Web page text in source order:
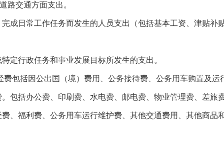
路交通方面支出。
成日常工作任务而发生的人员支出（包括基本工资、津贴补
定行政任务和事业发展目标所发生的支出。
费包括因公出国（境）费用、公务接待费、公务用车购置及运
包括办公费、印刷费、水电费、邮电费、物业管理费、差旅
、福利费、公务用车运行维护费、其他交通费用、其他商品